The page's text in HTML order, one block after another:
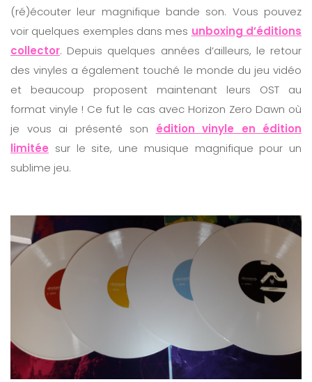
(ré)écouter leur magnifique bande son. Vous pouvez
voir quelques exemples dans mes unboxing d’éditions
collector. Depuis quelques années d’ailleurs, le retour
des vinyles a également touché le monde du jeu vidéo
et beaucoup proposent maintenant leurs OST au
format vinyle ! Ce fut le cas avec Horizon Zero Dawn où
je vous ai présenté son édition vinyle en édition
limitée sur le site, une musique magnifique pour un
sublime jeu.